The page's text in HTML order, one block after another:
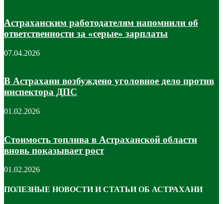
Астраханским работодателям напомнили об
ответственности за «серые» зарплаты
07.04.2026
В Астрахани возбуждено уголовное дело против
инспектора ДПС
01.02.2026
Стоимость топлива в Астраханской области
вновь показывает рост
01.02.2026
ПОЛЕЗНЫЕ НОВОСТИ И СТАТЬИ ОБ АСТРАХАНИ